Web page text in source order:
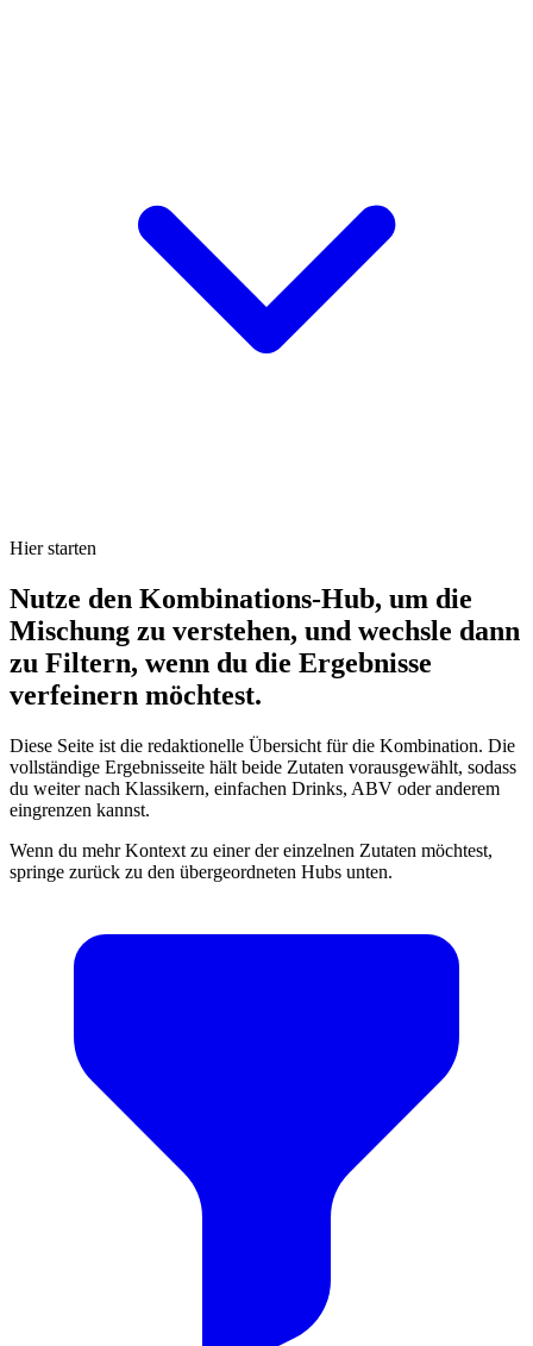
Hier starten
Nutze den Kombinations-Hub, um die
Mischung zu verstehen, und wechsle dann
zu Filtern, wenn du die Ergebnisse
verfeinern möchtest.
Diese Seite ist die redaktionelle Übersicht für die Kombination. Die
vollständige Ergebnisseite hält beide Zutaten vorausgewählt, sodass
du weiter nach Klassikern, einfachen Drinks, ABV oder anderem
eingrenzen kannst.
Wenn du mehr Kontext zu einer der einzelnen Zutaten möchtest,
springe zurück zu den übergeordneten Hubs unten.